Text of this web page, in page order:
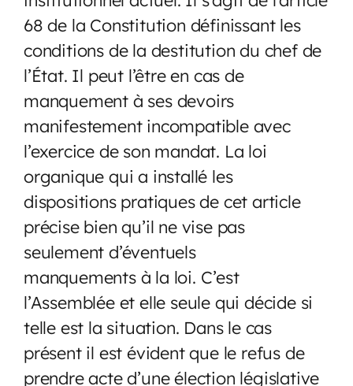
68 de la Constitution définissant les
conditions de la destitution du chef de
l’État. Il peut l’être en cas de
manquement à ses devoirs
manifestement incompatible avec
l’exercice de son mandat. La loi
organique qui a installé les
dispositions pratiques de cet article
précise bien qu’il ne vise pas
seulement d’éventuels
manquements à la loi. C’est
l’Assemblée et elle seule qui décide si
telle est la situation. Dans le cas
présent il est évident que le refus de
prendre acte d’une élection législative